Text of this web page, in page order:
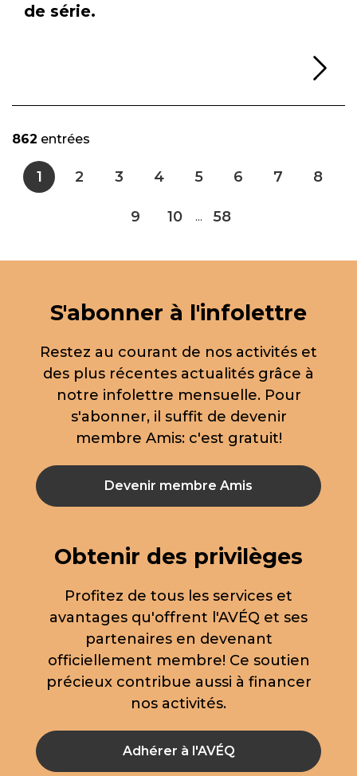
de série.
862 entrées
1 2 3 4 5 6 7 8
9 10 ... 58
S'abonner à l'infolettre
Restez au courant de nos activités et
des plus récentes actualités grâce à
notre infolettre mensuelle. Pour
s'abonner, il suffit de devenir
membre Amis: c'est gratuit!
Devenir membre Amis
Obtenir des privilèges
Profitez de tous les services et
avantages qu'offrent l'AVÉQ et ses
partenaires en devenant
officiellement membre! Ce soutien
précieux contribue aussi à financer
nos activités.
Adhérer à l'AVÉQ